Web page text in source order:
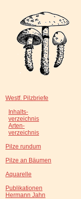
Westf. Pilzbriefe
Inhalts-
verzeichnis
Arten-
verzeichnis
Pilze rundum
Pilze an Bäumen
Aquarelle
Publikationen
Hermann Jahn